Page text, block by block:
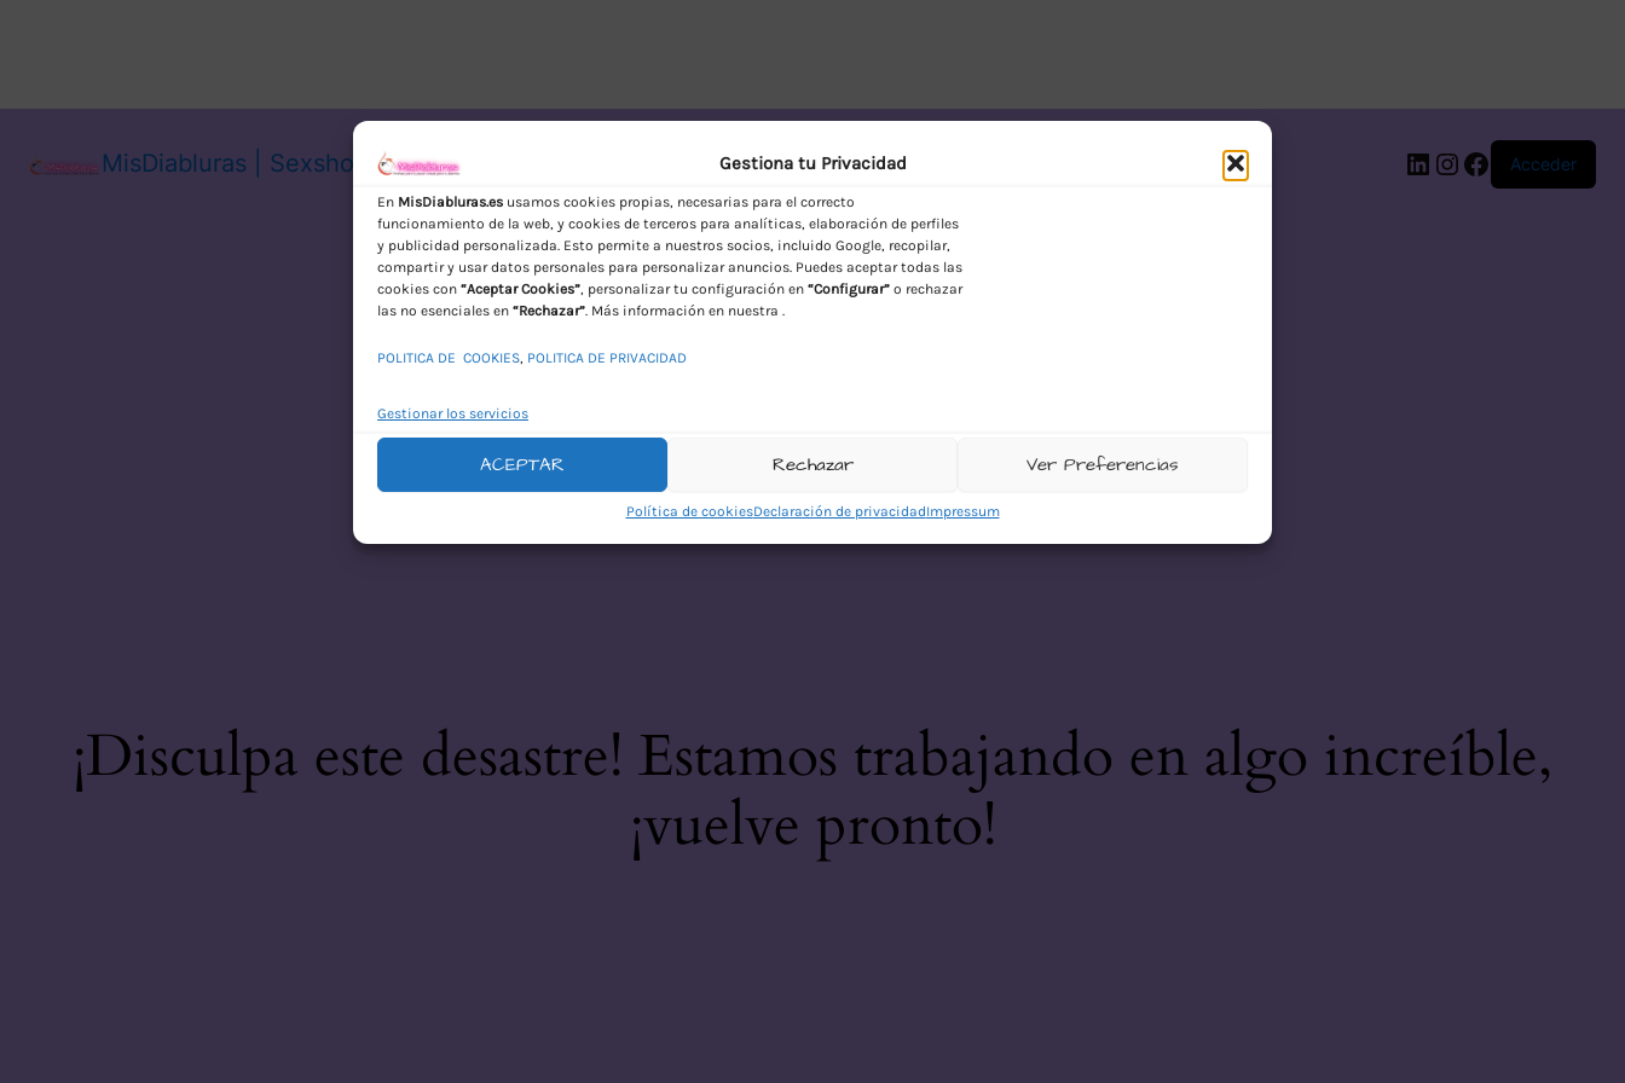
Gestiona tu Privacidad
En MisDiabluras.es usamos cookies propias, necesarias para el correcto
funcionamiento de la web, y cookies de terceros para analíticas, elaboración de perfiles
y publicidad personalizada. Esto permite a nuestros socios, incluido Google, recopilar,
compartir y usar datos personales para personalizar anuncios. Puedes aceptar todas las
cookies con “Aceptar Cookies”, personalizar tu configuración en “Configurar” o rechazar
las no esenciales en “Rechazar”. Más información en nuestra .
POLITICA DE COOKIES, POLITICA DE PRIVACIDAD
Gestionar los servicios
ACEPTAR Rechazar Ver Preferencias
Política de cookiesDeclaración de privacidadImpressum
MisDiabluras | Sexshop Online con Envío Discreto en España
LinkedIn
Instagram
Facebook
Acceder
¡Disculpa este desastre! Estamos trabajando en algo increíble,
¡vuelve pronto!